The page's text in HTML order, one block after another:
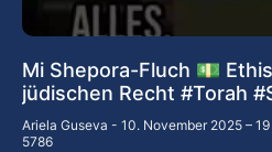
Mi Shepora-Fluch 💵
jüdischen Recht #Torah
Ariela Guseva
10. November 2025 –
5786